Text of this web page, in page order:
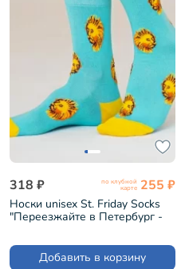
318 ₽ по клубной
карте 255 ₽
Носки unisex St. Friday Socks
"Переезжайте в Петербург -
25/08/19)
Добавить в корзину